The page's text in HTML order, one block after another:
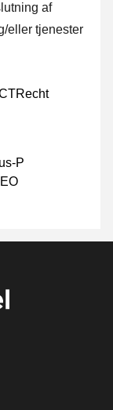
af
eller tjenester